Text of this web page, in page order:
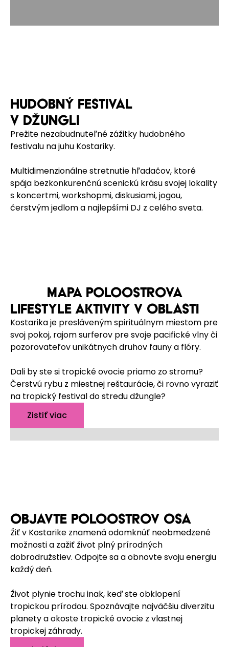
HUDOBNÝ FESTIVAL
V DŽUNGLI
Prežite nezabudnuteľné zážitky hudobného
festivalu na juhu Kostariky.
Multidimenzionálne stretnutie hľadačov, ktoré
spája bezkonkurenčnú scenickú krásu svojej lokality
s koncertmi, workshopmi, diskusiami, jogou,
čerstvým jedlom a najlepšími DJ z celého sveta.
MAPA POLOOSTROVA
LIFESTYLE AKTIVITY V OBLASTI
Kostarika je presláveným spirituálnym miestom pre
svoj pokoj, rajom surferov pre svoje pacifické vlny či
pozorovateľov unikátnych druhov fauny a flóry.
Dali by ste si tropické ovocie priamo zo stromu?
Čerstvú rybu z miestnej reštaurácie, či rovno vyraziť
na tropický festival do stredu džungle?
Zistiť viac
OBJAVTE POLOOSTROV OSA
Žiť v Kostarike znamená odomknúť neobmedzené
možnosti a zažiť život plný prírodných
dobrodružstiev. Odpojte sa a obnovte svoju energiu
každý deň.
Život plynie trochu inak, keď ste obklopení
tropickou prírodou. Spoznávajte najväčšiu diverzitu
planety a okoste tropické ovocie z vlastnej
tropickej záhrady.